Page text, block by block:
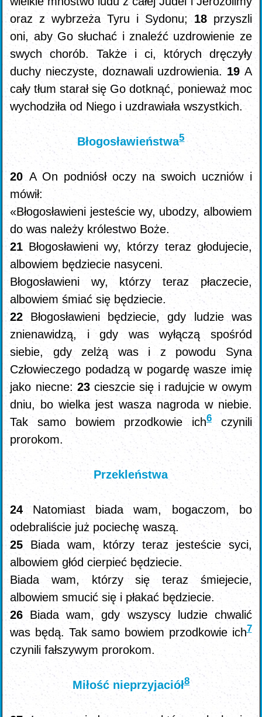
oraz z wybrzeża Tyru i Sydonu;18 przyszli
oni, aby Go słuchać i znaleźć uzdrowienie ze
swych chorób. Także i ci, których dręczyły
duchy nieczyste, doznawali uzdrowienia. 19 A
cały tłum starał się Go dotknąć, ponieważ moc
wychodziła od Niego i uzdrawiała wszystkich.
Błogosławieństwa5
20 A On podniósł oczy na swoich uczniów i
mówił:
«Błogosławieni jesteście wy, ubodzy, albowiem
do was należy królestwo Boże.
21 Błogosławieni wy, którzy teraz głodujecie,
albowiem będziecie nasyceni.
Błogosławieni wy, którzy teraz płaczecie,
albowiem śmiać się będziecie.
22 Błogosławieni będziecie, gdy ludzie was
znienawidzą, i gdy was wyłączą spośród
siebie, gdy zelżą was i z powodu Syna
Człowieczego podadzą w pogardę wasze imię
jako niecne: 23cieszcie się i radujcie w owym
dniu, bo wielka jest wasza nagroda w niebie.
Tak samo bowiem przodkowie ich6czynili
prorokom.
Przekleństwa
24 Natomiast biada wam, bogaczom, bo
odebraliście już pociechę waszą.
25 Biada wam, którzy teraz jesteście syci,
albowiem głód cierpieć będziecie.
Biada wam, którzy się teraz śmiejecie,
albowiem smucić się i płakać będziecie.
26 Biada wam, gdy wszyscy ludzie chwalić
was będą. Tak samo bowiem przodkowie ich7
czynili fałszywym prorokom.
Miłość nieprzyjaciół8